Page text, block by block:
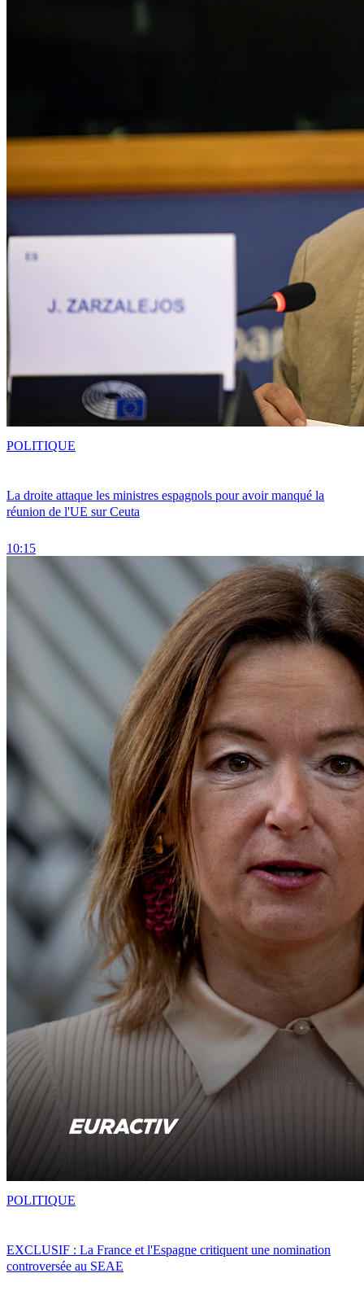
La droite attaque les ministres espagnols pour avoir manqué la
réunion de l'UE sur Ceuta
10:15
POLITIQUE
EXCLUSIF : La France et l'Espagne critiquent une nomination
controversée au SEAE
POLITIQUE